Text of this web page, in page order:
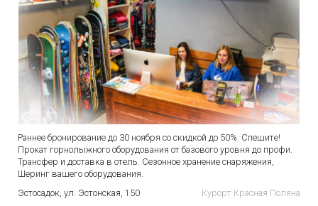
Раннее бронирование до 30 ноября со скидкой до 50%. Спешите!
Прокат горнолыжного оборудования от базового уровня до профи.
Трансфер и доставка в отель. Сезонное хранение снаряжения,
Шеринг вашего оборудования.
Эстосадок, ул. Эстонская, 150
Курорт Красная Поляна